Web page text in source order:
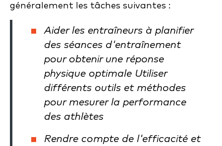
généralement les tâches suivantes :
Aider les entraîneurs à planifier
des séances d'entraînement
pour obtenir une réponse
physique optimale Utiliser
différents outils et méthodes
pour mesurer la performance
des athlètes
Rendre compte de l'efficacité et